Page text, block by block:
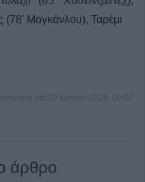
(78' Μογκάνλου), Ταρέμι
στις22 Ιουνίου 2026, 00:07
άρθρο